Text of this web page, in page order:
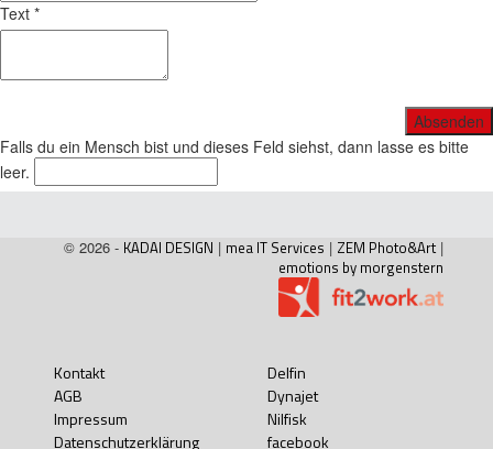
Text *
Falls du ein Mensch bist und dieses Feld siehst, dann lasse es bitte
leer.
© 2026 - KADAI DESIGN | mea IT Services | ZEM Photo&Art |
emotions by morgenstern
Kontakt
AGB
Impressum
Datenschutzerklärung
Delfin
Dynajet
Nilfisk
facebook